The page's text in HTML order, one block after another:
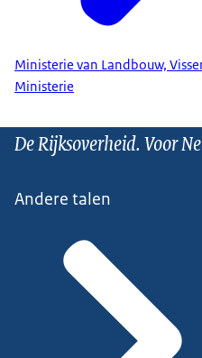
Ministerie van Landbouw,
Ministerie
De Rijksoverheid. Voor
Andere talen